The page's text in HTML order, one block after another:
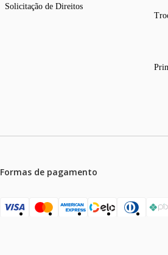
Solicitação de Direitos
Formas de pagamento